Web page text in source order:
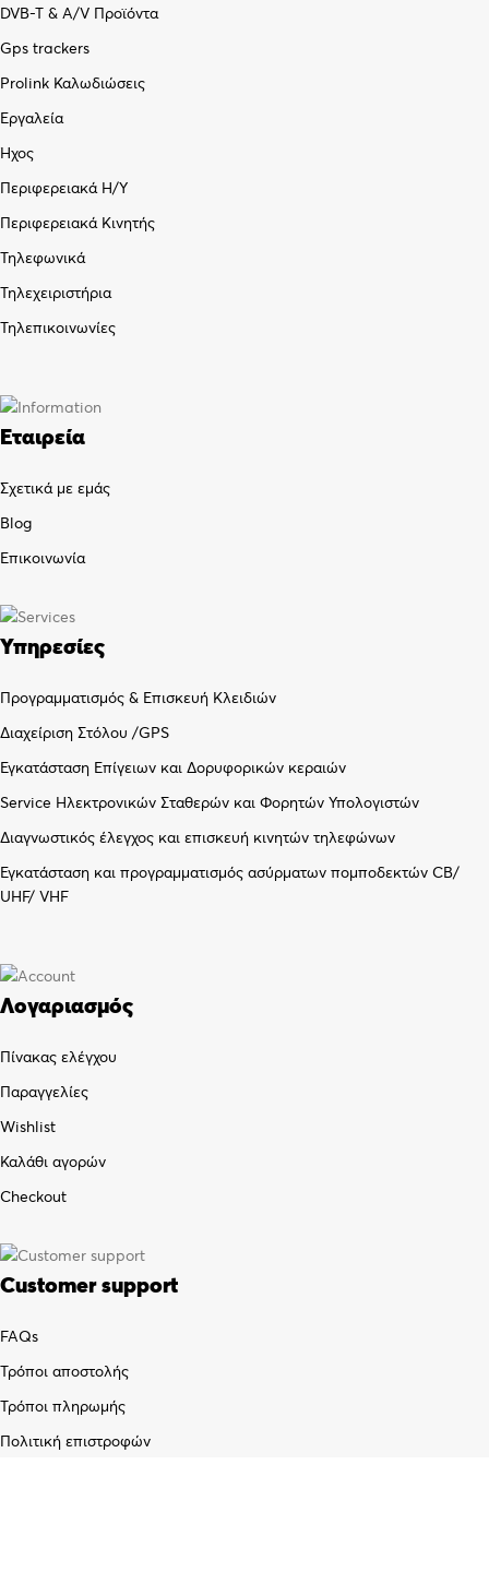
DVB-T & A/V Προϊόντα
Gps trackers
Prolink Καλωδιώσεις
Εργαλεία
Ήχος
Περιφερειακά Η/Υ
Περιφερειακά Κινητής
Τηλεφωνικά
Τηλεχειριστήρια
Τηλεπικοινωνίες
Εταιρεία
Σχετικά με εμάς
Blog
Επικοινωνία
Υπηρεσίες
Προγραμματισμός & Επισκευή Κλειδιών
Διαχείριση Στόλου /GPS
Εγκατάσταση Επίγειων και Δορυφορικών κεραιών
Service Ηλεκτρονικών Σταθερών και Φορητών Υπολογιστών
Διαγνωστικός έλεγχος και επισκευή κινητών τηλεφώνων
Εγκατάσταση και προγραμματισμός ασύρματων πομποδεκτών CB/
UHF/ VHF
Λογαριασμός
Πίνακας ελέγχου
Παραγγελίες
Wishlist
Καλάθι αγορών
Checkout
Customer support
FAQs
Τρόποι αποστολής
Τρόποι πληρωμής
Πολιτική επιστροφών